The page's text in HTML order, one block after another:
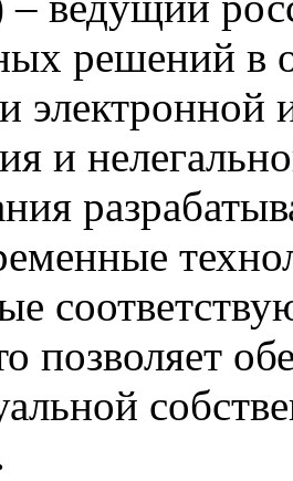
решений в
электронной
и
позволяет